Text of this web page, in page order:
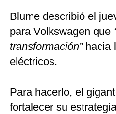
Blume describió el
para Volkswagen que
transformación”hacia
eléctricos.
Para hacerlo, el
fortalecer su estrategia